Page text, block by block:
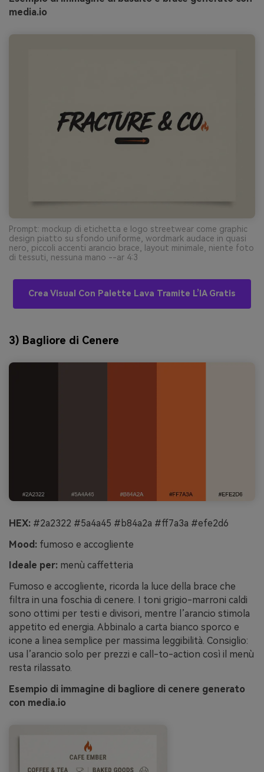
media.io
Prompt: mockup di etichetta e logo streetwear come graphic
design piatto su sfondo uniforme, wordmark audace in quasi
nero, piccoli accenti arancio brace, layout minimale, niente foto
di tessuti, nessuna mano --ar 4:3
Crea Visual Con Palette Lava Tramite L’IA Gratis
3) Bagliore di Cenere
HEX: #2a2322 #5a4a45 #b84a2a #ff7a3a #efe2d6
Mood: fumoso e accogliente
Ideale per: menù caffetteria
Fumoso e accogliente, ricorda la luce della brace che
filtra in una foschia di cenere. I toni grigio-marroni caldi
sono ottimi per testi e divisori, mentre l’arancio stimola
appetito ed energia. Abbinalo a carta bianco sporco e
icone a linea semplice per massima leggibilità. Consiglio:
usa l’arancio solo per prezzi e call-to-action così il menù
resta rilassato.
Esempio di immagine di bagliore di cenere generato
con media.io